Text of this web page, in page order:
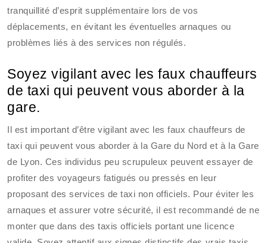
tranquillité d’esprit supplémentaire lors de vos
déplacements, en évitant les éventuelles arnaques ou
problèmes liés à des services non régulés.
Soyez vigilant avec les faux chauffeurs
de taxi qui peuvent vous aborder à la
gare.
Il est important d’être vigilant avec les faux chauffeurs de
taxi qui peuvent vous aborder à la Gare du Nord et à la Gare
de Lyon. Ces individus peu scrupuleux peuvent essayer de
profiter des voyageurs fatigués ou pressés en leur
proposant des services de taxi non officiels. Pour éviter les
arnaques et assurer votre sécurité, il est recommandé de ne
monter que dans des taxis officiels portant une licence